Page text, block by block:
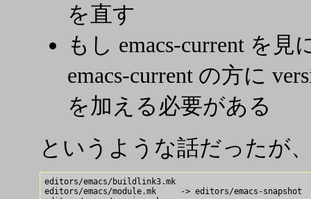
を直す
もし emacs-current を
emacs-current の方に
を加える必要がある
というような話だったが
editors/emacs/buildlink3.mk
editors/emacs/module.mk     -> editors/emacs-snapshot